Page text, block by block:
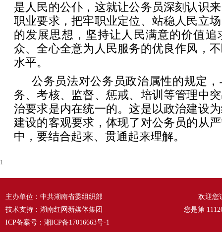
是人民的公仆，这就让公务员深刻认识
职业要求，把牢职业定位、站稳人民立
的发展思想，坚持让人民满意的价值追
众、全心全意为人民服务的优良作风，
水平。
公务员法对公务员政治属性的规定
务、考核、监督、惩戒、培训等管理中
治要求是内在统一的。这是以政治建设
建设的客观要求，体现了对公务员的从
中，要结合起来、贯通起来理解。
1
主办单位：中共湖南省委组织部
技术支持：湖南红网新媒体集团
ICP备案号： 湘ICP备17016663号-1
欢迎您
您是第